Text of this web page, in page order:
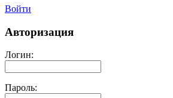
Войти
Авторизация
Логин:
Пароль: